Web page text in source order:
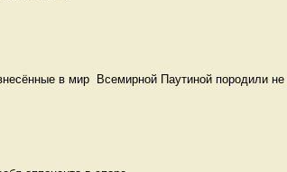
в мир  Всемирной Паутиной породили не